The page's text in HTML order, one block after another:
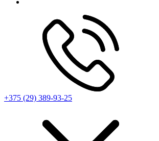
+375 (29) 389-93-25